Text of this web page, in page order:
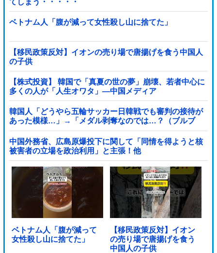
ベトナム人「腹が減って女性殺し山に捨てた」
【移民政策反対】イオンの売り場で唐揚げを食う中国人
の子供
【株式投資】 韓国で「真夏の世の夢」崩壊、若者中心に
多くの人が「人生オワタ」―中国メディア
韓国人「どうやら五輪サッカー日韓戦でも審判の接待が
あった模様…」→「メダル剥奪なのでは…？（ブルブ
ル」＝韓国の反応
中国外務省、広島原爆投下に関して「同情を得ようと核
被害者の立場を政治利用」と主張！他
ベトナム人「腹が減って
女性殺し山に捨てた」
【移民政策反対】イオン
の売り場で唐揚げを食う
中国人の子供